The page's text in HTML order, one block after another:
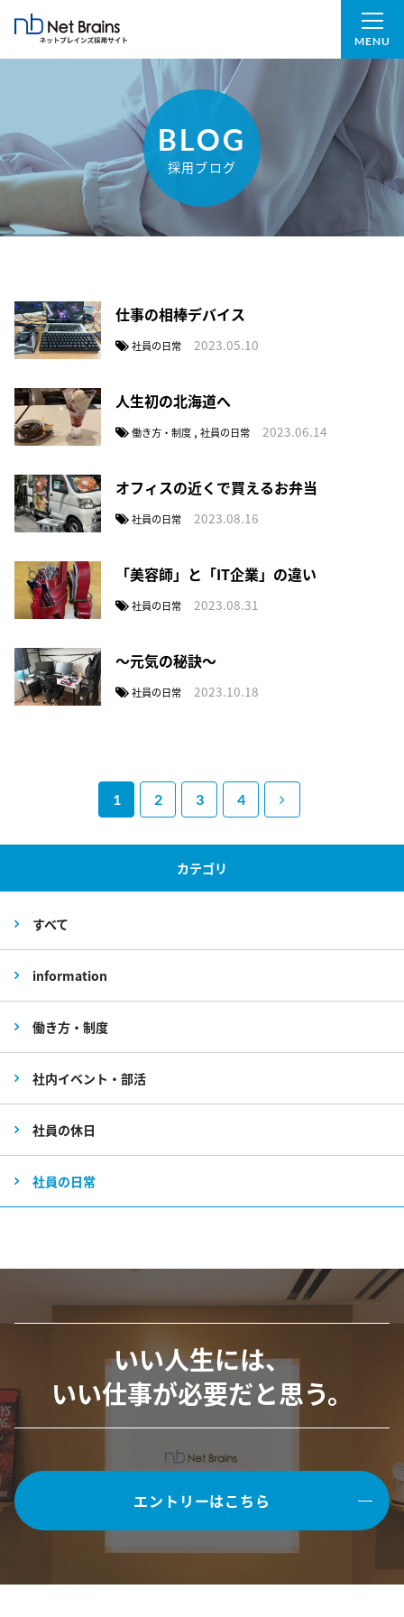
MENU
BLOG
採用ブログ
仕事の相棒デバイス
社員の日常 2023.05.10
人生初の北海道へ
働き方・制度 , 社員の日常 2023.06.14
オフィスの近くで買えるお弁当
社員の日常 2023.08.16
「美容師」と「IT企業」の違い
社員の日常 2023.08.31
～元気の秘訣～
社員の日常 2023.10.18
1 2 3 4
カテゴリ
すべて
information
働き方・制度
社内イベント・部活
社員の休日
社員の日常
いい人生には、
いい仕事が必要だと思う。
エントリーはこちら